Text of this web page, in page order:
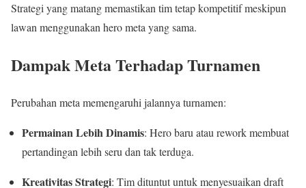
Strategi yang matang memastikan tim tetap kompetitif meskipun
lawan menggunakan hero meta yang sama.
Dampak Meta Terhadap Turnamen
Perubahan meta memengaruhi jalannya turnamen:
Permainan Lebih Dinamis: Hero baru atau rework membuat
pertandingan lebih seru dan tak terduga.
Kreativitas Strategi: Tim dituntut untuk menyesuaikan draft